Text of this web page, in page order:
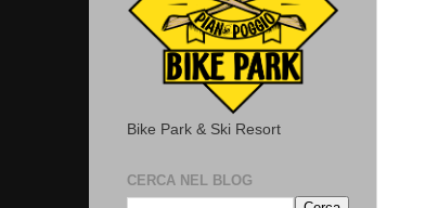
Bike Park & Ski Resort
CERCA NEL BLOG